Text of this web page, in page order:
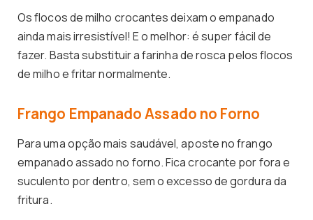
Os flocos de milho crocantes deixam o empanado
ainda mais irresistível! E o melhor: é super fácil de
fazer. Basta substituir a farinha de rosca pelos flocos
de milho e fritar normalmente.
Frango Empanado Assado no Forno
Para uma opção mais saudável, aposte no frango
empanado assado no forno. Fica crocante por fora e
suculento por dentro, sem o excesso de gordura da
fritura.